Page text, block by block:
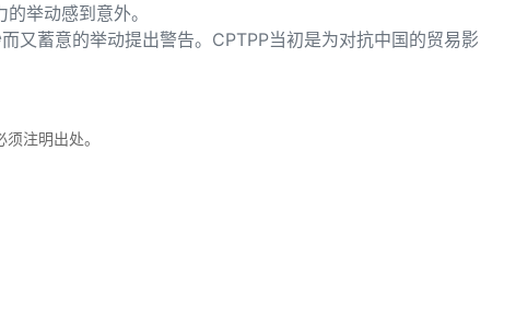
举动感到意外。
又蓄意的举动提出警告。CPTPP当初是为对抗中国的贸易影
注明出处。